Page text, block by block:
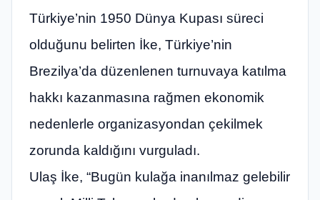
Türkiye’nin 1950 Dünya Kupası süreci
olduğunu belirten İke, Türkiye’nin
Brezilya’da düzenlenen turnuvaya katılma
hakkı kazanmasına rağmen ekonomik
nedenlerle organizasyondan çekilmek
zorunda kaldığını vurguladı.
Ulaş İke, “Bugün kulağa inanılmaz gelebilir